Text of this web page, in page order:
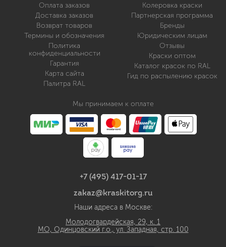
Оплата заказов
Доставка заказов
Возврат товаров
Термины и обозначения
Политика
конфиденциальности
Гарантия
Карта сайта
Палитра RAL
Колеровка краски
Партнерская программа
Бренды
Юридическим лицам
Отзывы
Краски оптом
Каталог красок по RAL
Гид по распылению красок
Мы принимаем к оплате
+7 (495) 417-01-17
zakaz@kraskitorg.ru
Наши адреса в Москве:
Молодогвардейская, 29, к. 1
МО, Одинцовский г.о., ул. Западная, стр. 100